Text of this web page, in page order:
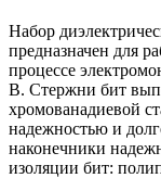
Набор
предназначен для
процессе
В. Стержни бит
хромованадиевой
надежностью и
наконечники
изоляции бит: